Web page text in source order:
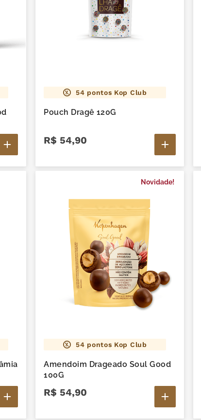
54 pontos Kop Club
Pouch Dragê 120G
R$ 54,90
Novidade!
54 pontos Kop Club
Amendoim Drageado Soul Good
100G
R$ 54,90